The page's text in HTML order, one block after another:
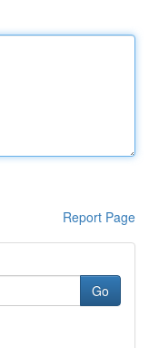
Report Page
Go